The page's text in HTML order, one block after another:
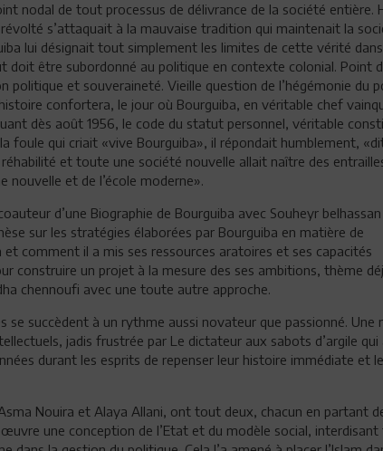
nodal de tout processus de délivrance de la société entière.
s’attaquait à la mauvaise tradition qui maintenait la
lui désignait tout simplement les limites de cette vérité
doit être subordonné au politique en contexte colonial. Point
politique et souveraineté. Vieille question de l’hégémonie du
confortera, le jour où Bourguiba, en véritable chef
dès août 1956, le code du statut personnel, véritable
foule qui criait «vive Bourguiba», il répondait humblement,
et toute une société nouvelle allait naître des
nouvelle et de l’école moderne».
d’une Biographie de Bourguiba avec Souheyr belhassan
sur les stratégies élaborées par Bourguiba en matière de
comment il a mis ses ressources aratoires et ses capacités
construire un projet à la mesure des ses ambitions, thème
chennoufi avec une toute autre approche.
se succèdent à un rythme aussi novateur que passionné. Une
jadis frustrée par Le dictateur aux sabots d’argile qui
durant les esprits de repenser leur histoire immédiate et
Nouira et Alaya Allani, ont tout deux, chacun en partant
une conception de l’Etat et du modèle social,